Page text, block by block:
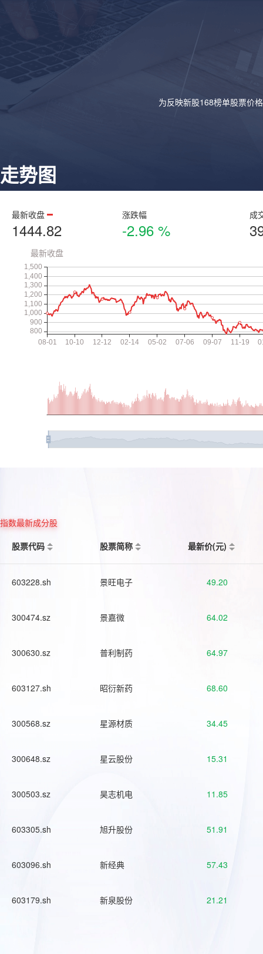
为反映新股168榜单股票价
走势图
最新收盘
1444.82
涨跌幅
-2.96 %
成
指数最新成分股
股票代码
股票简称 最新价(元)
603228.sh 景旺电子 49.20
300474.sz 景嘉微 64.02
300630.sz 普利制药 64.97
603127.sh 昭衍新药 68.60
300568.sz 星源材质 34.45
300648.sz 星云股份 15.31
300503.sz 昊志机电 11.85
603305.sh 旭升股份 51.91
603096.sh 新经典 57.43
603179.sh 新泉股份 21.21